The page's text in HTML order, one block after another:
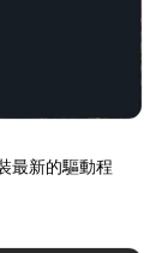
最新的驅動程